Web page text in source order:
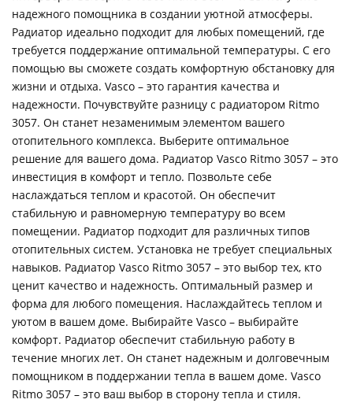
надежного помощника в создании уютной атмосферы.
Радиатор идеально подходит для любых помещений, где
требуется поддержание оптимальной температуры. С его
помощью вы сможете создать комфортную обстановку для
жизни и отдыха. Vasco – это гарантия качества и
надежности. Почувствуйте разницу с радиатором Ritmo
3057. Он станет незаменимым элементом вашего
отопительного комплекса. Выберите оптимальное
решение для вашего дома. Радиатор Vasco Ritmo 3057 – это
инвестиция в комфорт и тепло. Позвольте себе
наслаждаться теплом и красотой. Он обеспечит
стабильную и равномерную температуру во всем
помещении. Радиатор подходит для различных типов
отопительных систем. Установка не требует специальных
навыков. Радиатор Vasco Ritmo 3057 – это выбор тех, кто
ценит качество и надежность. Оптимальный размер и
форма для любого помещения. Наслаждайтесь теплом и
уютом в вашем доме. Выбирайте Vasco – выбирайте
комфорт. Радиатор обеспечит стабильную работу в
течение многих лет. Он станет надежным и долговечным
помощником в поддержании тепла в вашем доме. Vasco
Ritmo 3057 – это ваш выбор в сторону тепла и стиля.